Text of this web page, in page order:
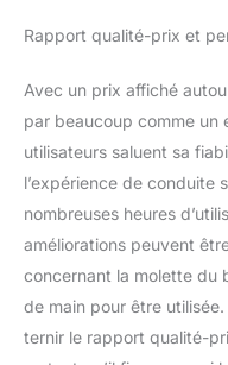
Rapport qualité-prix et
Avec un prix affiché
par beaucoup comme un
utilisateurs saluent sa
l’expérience de conduite
nombreuses heures
améliorations peuvent
concernant la molette du
de main pour être
ternir le rapport qualité-